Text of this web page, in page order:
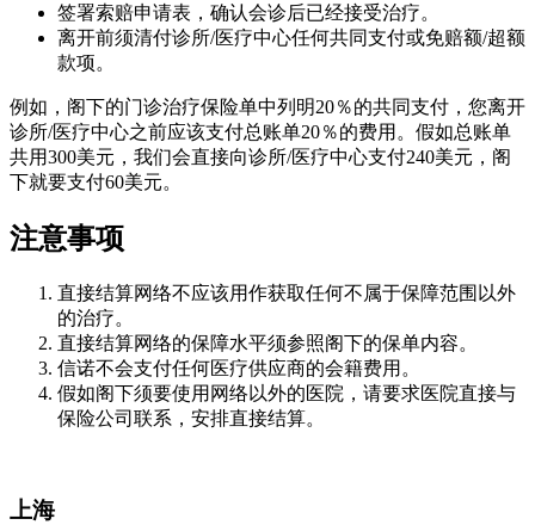
签署索赔申请表，确认会诊后已经接受治疗。
离开前须清付诊所/医疗中心任何共同支付或免赔额/超额
款项。
例如，阁下的门诊治疗保险单中列明20％的共同支付，您离开
诊所/医疗中心之前应该支付总账单20％的费用。假如总账单
共用300美元，我们会直接向诊所/医疗中心支付240美元，阁
下就要支付60美元。
注意事项
直接结算网络不应该用作获取任何不属于保障范围以外
的治疗。
直接结算网络的保障水平须参照阁下的保单内容。
信诺不会支付任何医疗供应商的会籍费用。
假如阁下须要使用网络以外的医院，请要求医院直接与
保险公司联系，安排直接结算。
上海